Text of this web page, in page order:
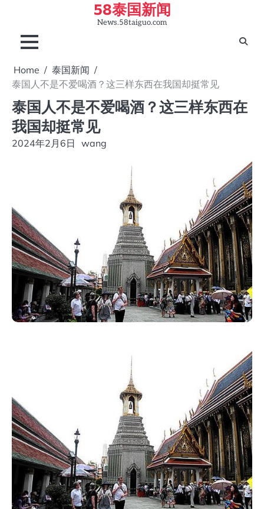
content
58泰国新闻
News.58taiguo.com
Home
泰国新闻
泰国人不是不爱喝酒？这三样东西在我国却挺常见
泰国人不是不爱喝酒？这三样东西在
我国却挺常见
2024年2月6日 wang